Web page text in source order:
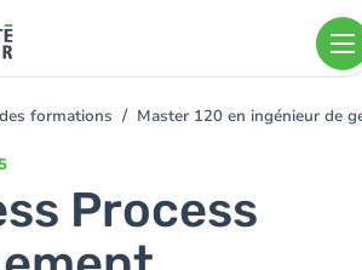
formations Master 120 en ingénieur de
Process